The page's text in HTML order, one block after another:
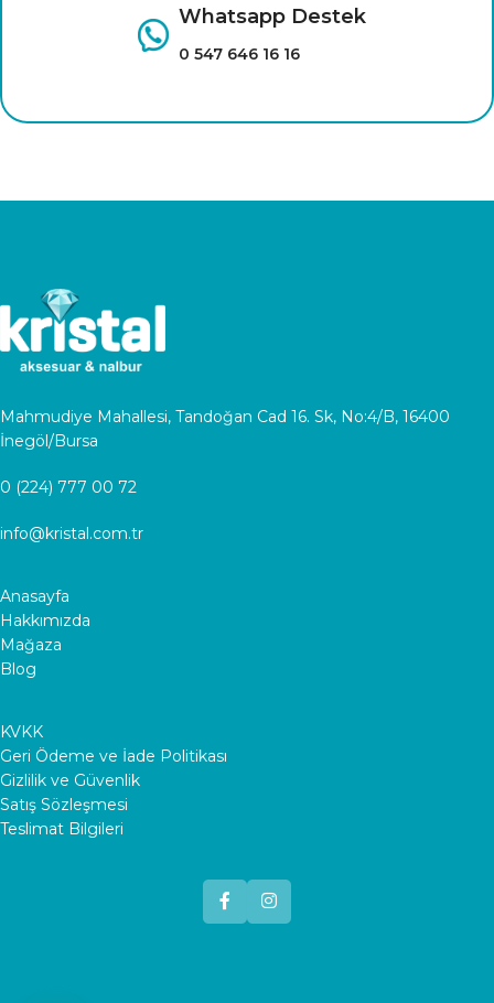
Whatsapp Destek
0 547 646 16 16
Mahmudiye Mahallesi, Tandoğan Cad 16. Sk, No:4/B, 16400
İnegöl/Bursa
0 (224) 777 00 72
info@kristal.com.tr
Anasayfa
Hakkımızda
Mağaza
Blog
KVKK
Geri Ödeme ve İade Politikası
Gizlilik ve Güvenlik
Satış Sözleşmesi
Teslimat Bilgileri